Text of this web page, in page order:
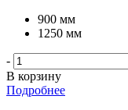
900 мм
1250 мм
-
В корзину
Подробнее